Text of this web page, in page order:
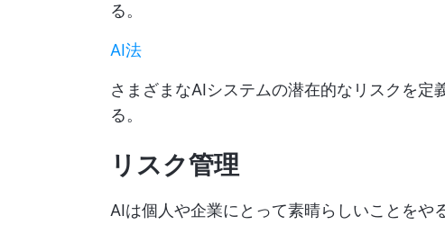
る。
AI法
さまざまなAIシステムの潜在的なリスクを
る。
リスク管理
AIは個人や企業にとって素晴らしいことを